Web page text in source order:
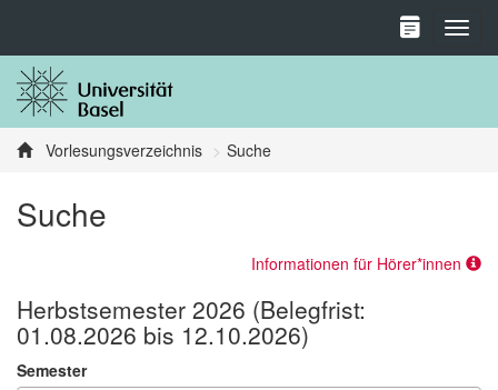
Vorlesungsverzeichnis Suche
Suche
Informationen für Hörer*innen
Herbstsemester 2026 (Belegfrist:
01.08.2026 bis 12.10.2026)
Semester